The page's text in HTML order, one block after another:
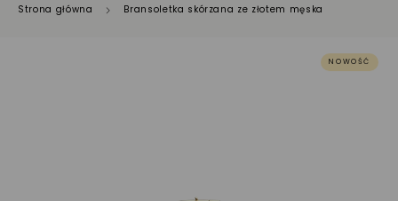
Strona główna Bransoletka skórzana ze złotem męska
NOWOŚĆ